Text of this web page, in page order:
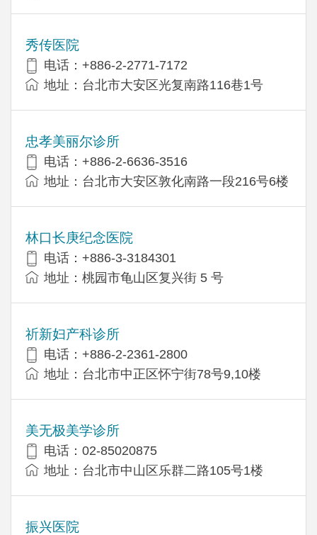
秀传医院
电话：+886-2-2771-7172
地址：台北市大安区光复南路116巷1号
忠孝美丽尔诊所
电话：+886-2-6636-3516
地址：台北市大安区敦化南路一段216号6楼
林口长庚纪念医院
电话：+886-3-3184301
地址：桃园市龟山区复兴街 5 号
祈新妇产科诊所
电话：+886-2-2361-2800
地址：台北市中正区怀宁街78号9,10楼
美无极美学诊所
电话：02-85020875
地址：台北市中山区乐群二路105号1楼
振兴医院